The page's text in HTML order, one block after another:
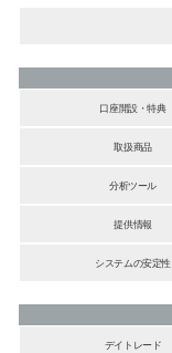
口座開設・特典
取扱商品
分析ツール
提供情報
システムの安定性
デイトレード